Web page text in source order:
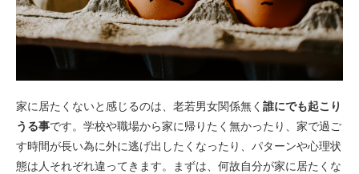
家に居たくないと感じるのは、老若男女関係無く 誰にでも起こり
うる事です。学校や職場から家に帰りたく無かったり、家で過ご
す時間が長い為に外に逃げ出したくなったり、パターンや心理状
態は人それぞれ違ってきます。まずは、何故自分が家に居たくな